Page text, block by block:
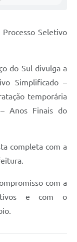
Seletivo
do Sul divulga a
Simplificado –
temporária
Anos Finais do
completa com a
com a
e com o